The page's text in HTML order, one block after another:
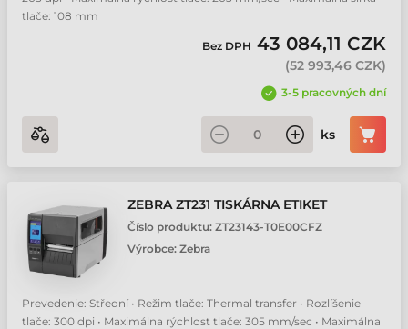
tlače: 108 mm
Bez DPH 43 084,11 CZK
(52 993,46 CZK)
3-5 pracovných dní
ks
ZEBRA ZT231 TISKÁRNA ETIKET
Číslo produktu: ZT23143-T0E00CFZ
Výrobce: Zebra
Prevedenie: Střední • Režim tlače: Thermal transfer • Rozlíšenie
tlače: 300 dpi • Maximálna rýchlosť tlače: 305 mm/sec • Maximálna